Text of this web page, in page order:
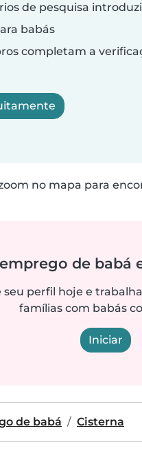
de pesquisa
babás
completam a
no mapa para
de babá
seu perfil hoje e
famílias com babás
Iniciar
de babá Cisterna